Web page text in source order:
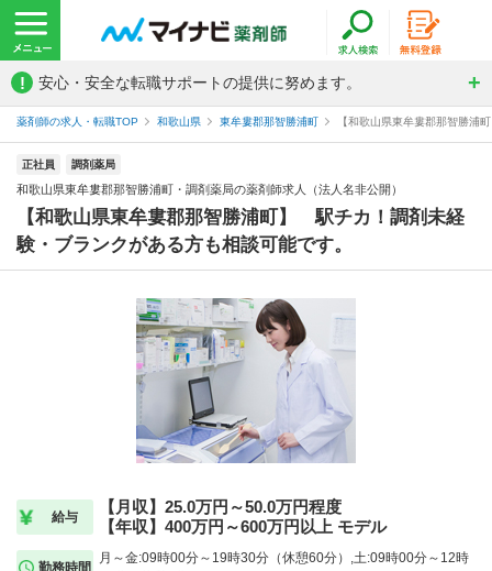
! 安心・安全な転職サポートの提供に努めます。
薬剤師の求人・転職TOP 和歌山県 東牟婁郡那智勝浦町 【和歌山県東牟婁郡那智勝
正社員 調剤薬局
和歌山県東牟婁郡那智勝浦町・調剤薬局の薬剤師求人（法人名非公開）
【和歌山県東牟婁郡那智勝浦町】 駅チカ！調剤未経
験・ブランクがある方も相談可能です。
給与
【月収】25.0万円～50.0万円程度
【年収】400万円～600万円以上 モデル
勤務時間
月～金:09時00分～19時30分（休憩60分）,土:09時00分～12時